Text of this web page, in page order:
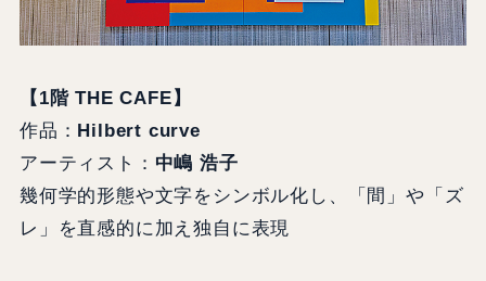
【1階 THE CAFE】
作品： Hilbert curve
アーティスト： 中嶋 浩子
幾何学的形態や文字をシンボル化し、「間」や「ズ
レ」を直感的に加え独自に表現